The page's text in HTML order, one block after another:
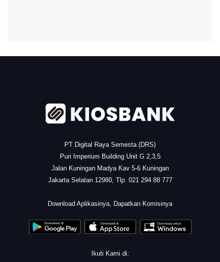
PT Digital Raya Semesta (DRS)
Puri Imperium Building Unit G 2,3,5
Jalan Kuningan Madya Kav 5-6 Kuningan
Jakarta Selatan 12980, Tlp. 021 294 88 777
Download Aplikasinya, Dapatkan Komisinya
Ikuti Kami di: